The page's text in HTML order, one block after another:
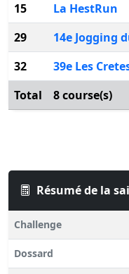
15
La HestRun
29
14e Jogging
32
39e Les
Total
8 course(s)
Résumé de la
Challenge
Dossard